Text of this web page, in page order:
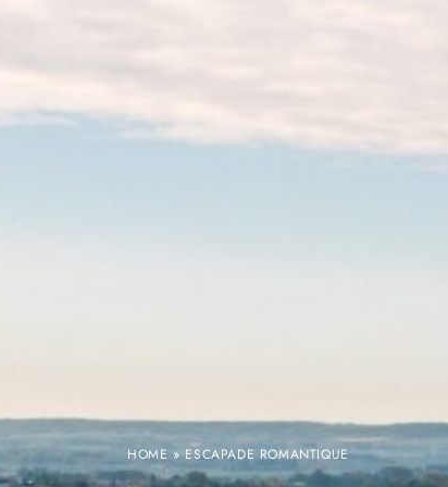
HOME » ESCAPADE ROMANTIQUE